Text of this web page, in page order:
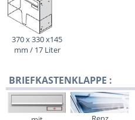
370 x 330 x145
mm / 17 Liter
BRIEFKASTENKLAPPE :